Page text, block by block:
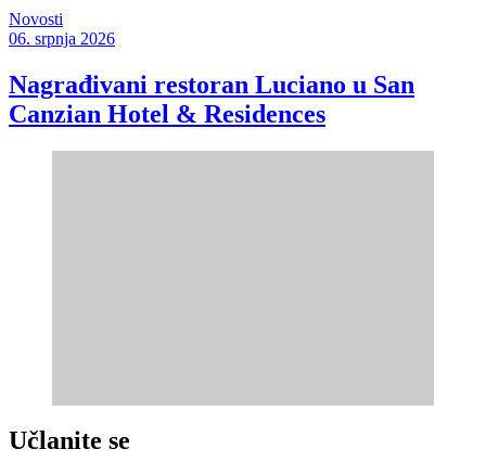
Novosti
06. srpnja 2026
Nagrađivani restoran Luciano u San
Canzian Hotel & Residences
Učlanite se